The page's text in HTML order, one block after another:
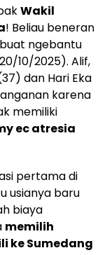
Wakil
! Beliau beneran
ngebantu
10/2025). Alif,
dan Hari Eka
karena
memiliki
ec atresia
pertama di
usianya baru
biaya
memilih
ke Sumedang